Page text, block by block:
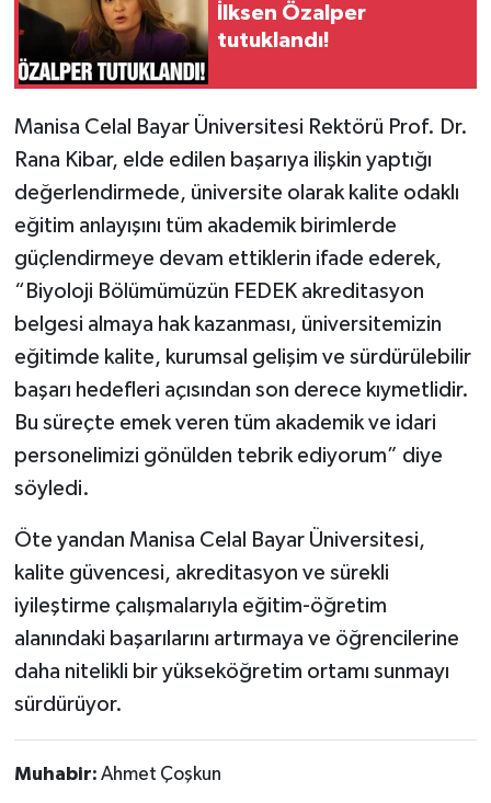
İlksen Özalper
tutuklandı!
Manisa Celal Bayar Üniversitesi Rektörü Prof. Dr.
Rana Kibar, elde edilen başarıya ilişkin yaptığı
değerlendirmede, üniversite olarak kalite odaklı
eğitim anlayışını tüm akademik birimlerde
güçlendirmeye devam ettiklerin ifade ederek,
“Biyoloji Bölümümüzün FEDEK akreditasyon
belgesi almaya hak kazanması, üniversitemizin
eğitimde kalite, kurumsal gelişim ve sürdürülebilir
başarı hedefleri açısından son derece kıymetlidir.
Bu süreçte emek veren tüm akademik ve idari
personelimizi gönülden tebrik ediyorum” diye
söyledi.
Öte yandan Manisa Celal Bayar Üniversitesi,
kalite güvencesi, akreditasyon ve sürekli
iyileştirme çalışmalarıyla eğitim-öğretim
alanındaki başarılarını artırmaya ve öğrencilerine
daha nitelikli bir yükseköğretim ortamı sunmayı
sürdürüyor.
Muhabir: Ahmet Çoşkun